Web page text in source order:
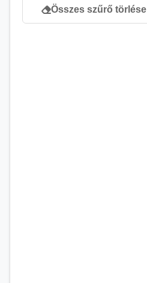
Összes szűrő törlése